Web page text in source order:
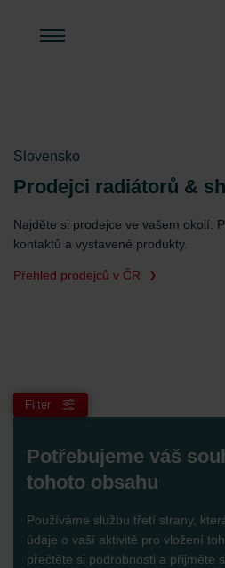
Slovensko
Prodejci radiátorů &
Najděte si prodejce ve vašem okolí.
kontaktů a vystavené produkty.
Přehled prodejců v ČR
Filter
Potřebujeme váš
tohoto obsahu
Používáme službu třetí strany,
údaje o vaší aktivitě pro vložení
přečtěte si podrobnosti a přijměte